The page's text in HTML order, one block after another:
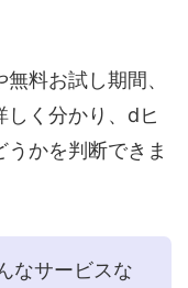
料お試し期間、
く分かり、dヒ
かを判断できま
なサービスな